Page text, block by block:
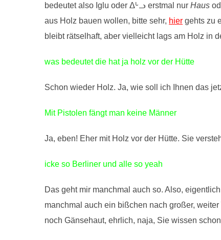
bedeutet also Iglu oder ᐃᒡᓗ erstmal nur Haus
aus Holz bauen wollen, bitte sehr, hier gehts zu
bleibt rätselhaft, aber vielleicht lags am Holz in
was bedeutet die hat ja holz vor der Hütte
Schon wieder Holz. Ja, wie soll ich Ihnen das
Mit Pistolen fängt man keine Männer
Ja, eben! Eher mit Holz vor der Hütte. Sie
icke so Berliner und alle so yeah
Das geht mir manchmal auch so. Also,
manchmal auch ein bißchen nach großer,
noch Gänsehaut, ehrlich, naja, Sie wissen